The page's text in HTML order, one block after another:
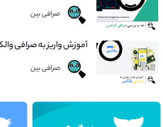
صرافی بین
آموزش واریز به صرافی
صرافی بین